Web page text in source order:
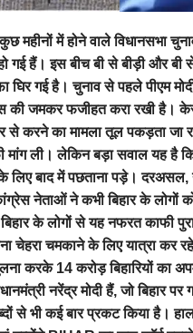
महीनों में होने वाले विधानसभा
गई हैं। इस बीच बी से बीड़ी और बी
घिर गई है। चुनाव से पहले पीएम
की जमकर फजीहत करा रखी है।
से करने का मामला तूल पकड़ता जा
मांग ली। लेकिन बड़ा सवाल यह है
लिए बाद में पछताना पड़े।
नेताओं ने कभी बिहार के लोगों
बिहार के लोगों से यह नफरत काफी
चेहरा चमकाने के लिए यात्रा कर
करके 14 करोड़ बिहारियों का
नरेंद्र मोदी हैं, जो बिहार पर
से भी कई बार प्रकट किया है। हाल